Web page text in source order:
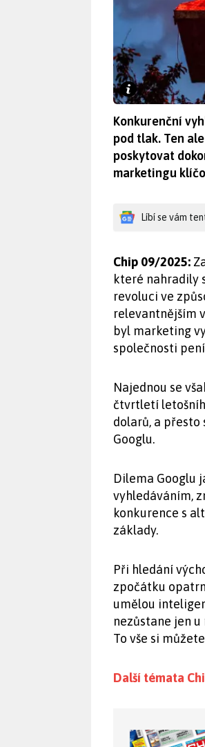
Konkurenční
pod tlak. Ten
poskytovat
marketingu
Líbí se vám
Chip 09/2025:
které nahradily
revoluci ve
relevantnějším
byl marketing
společnosti
Najednou se
čtvrtletí
dolarů, a
Googlu.
Dilema Googlu
vyhledáváním,
konkurence s
základy.
Při hledání
zpočátku
umělou
nezůstane jen u
To vše si
Další témata